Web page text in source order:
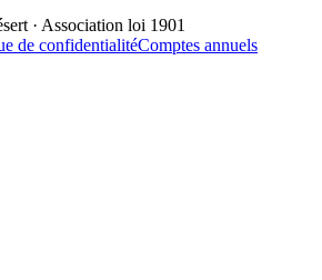
· Association loi 1901
de confidentialitéComptes annuels